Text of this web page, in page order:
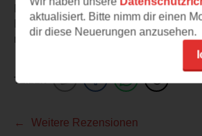
Für einen Erstlingsroman
Bücher mag, die noch ein paar Tage
richtig.
TEILEN
Weitere Rezensionen
aktualisiert. Bitte nimm dir einen
dir diese Neuerungen anzusehen.